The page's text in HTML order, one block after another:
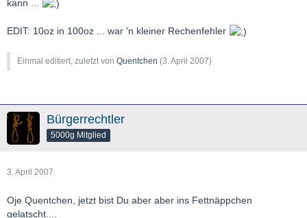
kann ...
EDIT: 10oz in 100oz ... war 'n kleiner Rechenfehler
Einmal editiert, zuletzt von Quentchen (3. April 2007)
Bürgerrechtler
5000g Mitglied
3. April 2007
Oje Quentchen, jetzt bist Du aber aber ins Fettnäppchen
gelatscht....